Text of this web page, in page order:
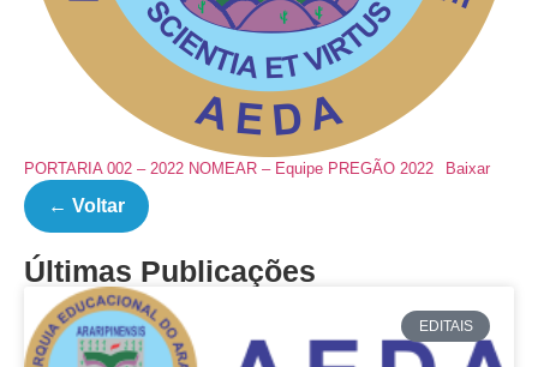
PORTARIA 002 – 2022 NOMEAR – Equipe PREGÃO 2022 Baixar
← Voltar
Últimas Publicações
EDITAIS